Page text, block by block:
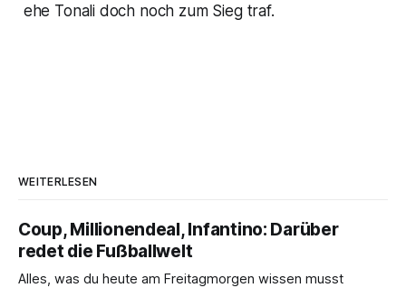
ehe Tonali doch noch zum Sieg traf.
WEITERLESEN
Coup, Millionendeal, Infantino: Darüber
redet die Fußballwelt
Alles, was du heute am Freitagmorgen wissen musst